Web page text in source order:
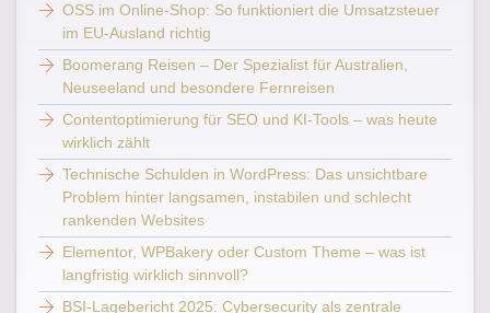
OSS im Online-Shop: So funktioniert die Umsatzsteuer
im EU-Ausland richtig
Boomerang Reisen – Der Spezialist für Australien,
Neuseeland und besondere Fernreisen
Contentoptimierung für SEO und KI-Tools – was heute
wirklich zählt
Technische Schulden in WordPress: Das unsichtbare
Problem hinter langsamen, instabilen und schlecht
rankenden Websites
Elementor, WPBakery oder Custom Theme – was ist
langfristig wirklich sinnvoll?
BSI-Lagebericht 2025: Cybersecurity als zentrale